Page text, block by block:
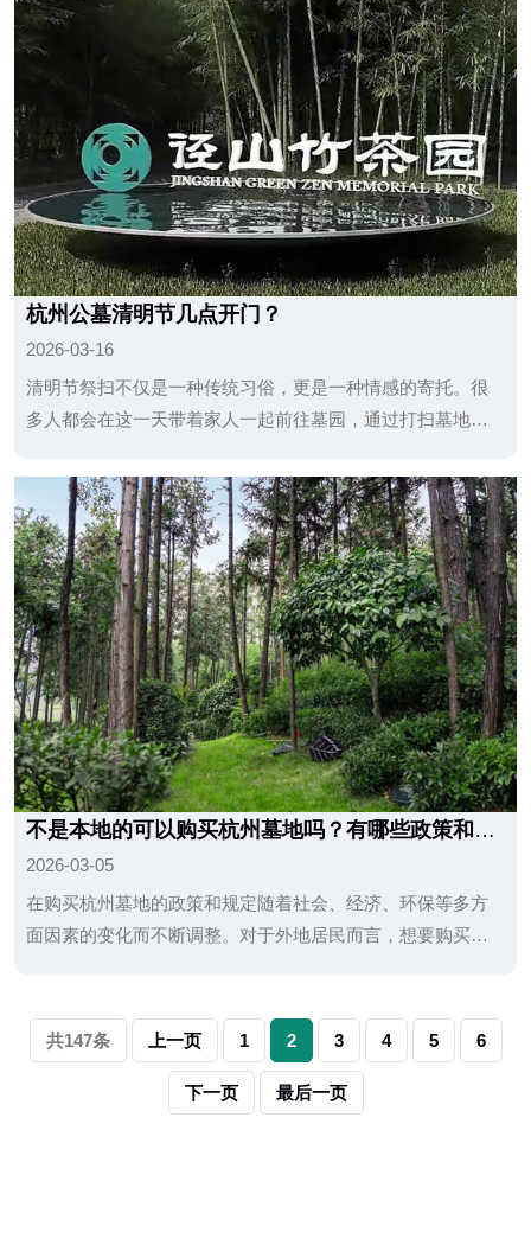
杭州公墓清明节几点开门？
2026-03-16
清明节祭扫不仅是一种传统习俗，更是一种情感的寄托。很
多人都会在这一天带着家人一起前往墓园，通过打扫墓地、
也是了解家族历史、传承家庭记忆的一种方式。
不是本地的可以购买杭州墓地吗？有哪些政策和规
定？
2026-03-05
在购买杭州墓地的政策和规定随着社会、经济、环保等多方
面因素的变化而不断调整。对于外地居民而言，想要购买墓
共147条 上一页 1 2 3 4 5 6
下一页 最后一页